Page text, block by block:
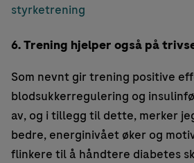
styrketrening
6. Trening hjelper også på
Som nevnt gir trening positive
blodsukkerregulering og
av, og i tillegg til dette, merker
bedre, energinivået øker og
flinkere til å håndtere diabetes